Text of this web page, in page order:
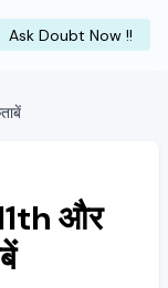
Ask Doubt Now !!
और